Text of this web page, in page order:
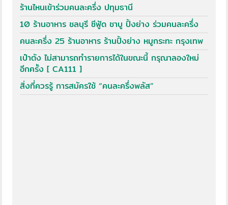
ร้านไหนเข้าร่วมคนละครึ่ง ปทุมธานี
10 ร้านอาหาร ชลบุรี ซีฟู้ด ชาบู ปิ้งย่าง ร่วมคนละครึ่ง
คนละครึ่ง 25 ร้านอาหาร ร้านปิ้งย่าง หมูกระทะ กรุงเทพ
เป๋าตัง ไม่สามารถทำรายการได้ในขณะนี้ กรุณาลองใหม่
อีกครั้ง [ CA111 ]
สิ่งที่ควรรู้ การสมัครใช้ “คนละครึ่งพลัส”